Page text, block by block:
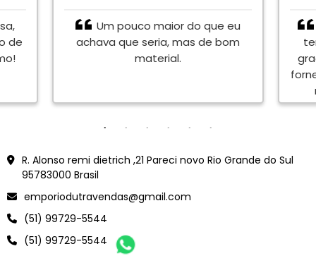
de
Um pouco maior do que eu
achava que seria, mas de bom
material.
R. Alonso remi dietrich ,21 Pareci novo Rio Grande do Sul
95783000 Brasil
emporiodutravendas@gmail.com
(51) 99729-5544
(51) 99729-5544